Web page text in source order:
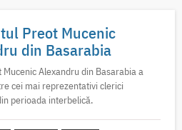
Preot Mucenic
din Basarabia
Mucenic Alexandru din Basarabia a
cei mai reprezentativi clerici
perioada interbelică.